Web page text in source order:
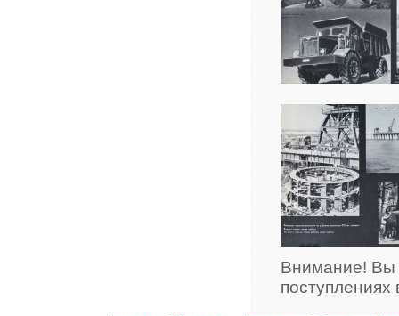
Внимание! Вы